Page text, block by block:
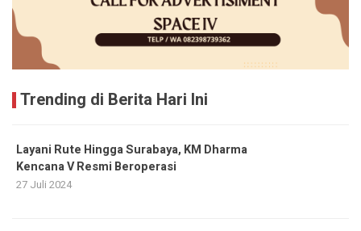
Trending di Berita Hari Ini
Layani Rute Hingga Surabaya, KM Dharma
Kencana V Resmi Beroperasi
27 Juli 2024